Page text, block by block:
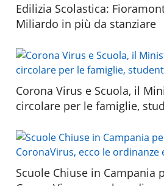
Edilizia Scolastica:
Miliardo in più da stanziare
Corona Virus e Scuola, il
circolare per le famiglie,
Scuole Chiuse in Campania